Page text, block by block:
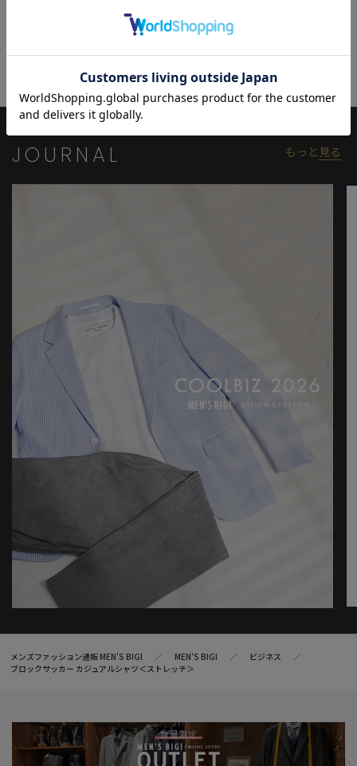
※画像はサンプルのため、色味やサイズ等の仕様が変更になる場
合がございます。
※サイズは弊社規定の採寸によって記載しておりますが、若干の
個体差が生じる場合がございます。
JOURNAL もっと 見る
メンズファッション通販 MEN'S BIGI MEN’S BIGI
ビジネス
ブロックサッカー カジュアルシャツ＜ストレッチ＞